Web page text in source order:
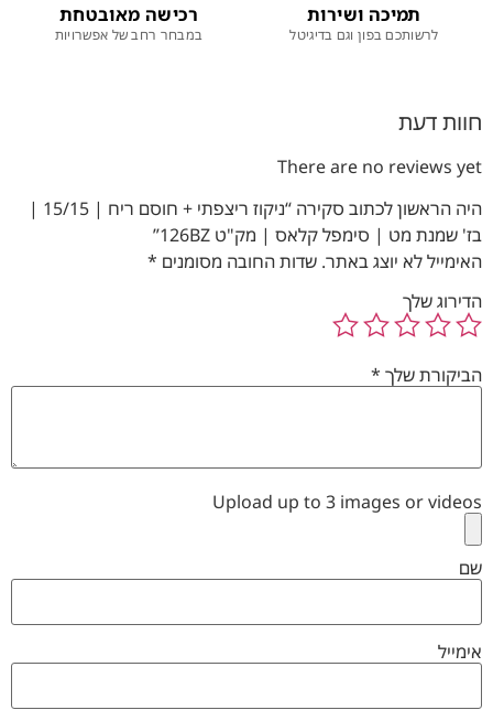
תמיכה ושירות
לרשותכם בפון וגם בדיגיטל
רכישה מאובטחת
במבחר רחב של אפשרויות
חוות דעת
There are no reviews yet
היה הראשון לכתוב סקירה “ניקוז ריצפתי + חוסם ריח | 15/15 |
בז' שמנת מט | סימפל קלאס | מק"ט 126BZ”
האימייל לא יוצג באתר. שדות החובה מסומנים *
הדירוג שלך
הביקורת שלך *
Upload up to 3 images or videos
שם
אימייל